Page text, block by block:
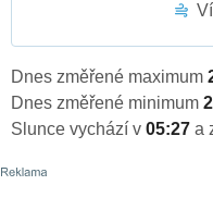
Dnes změřené maximum
Dnes změřené minimum
Slunce vychází v 05:27 a